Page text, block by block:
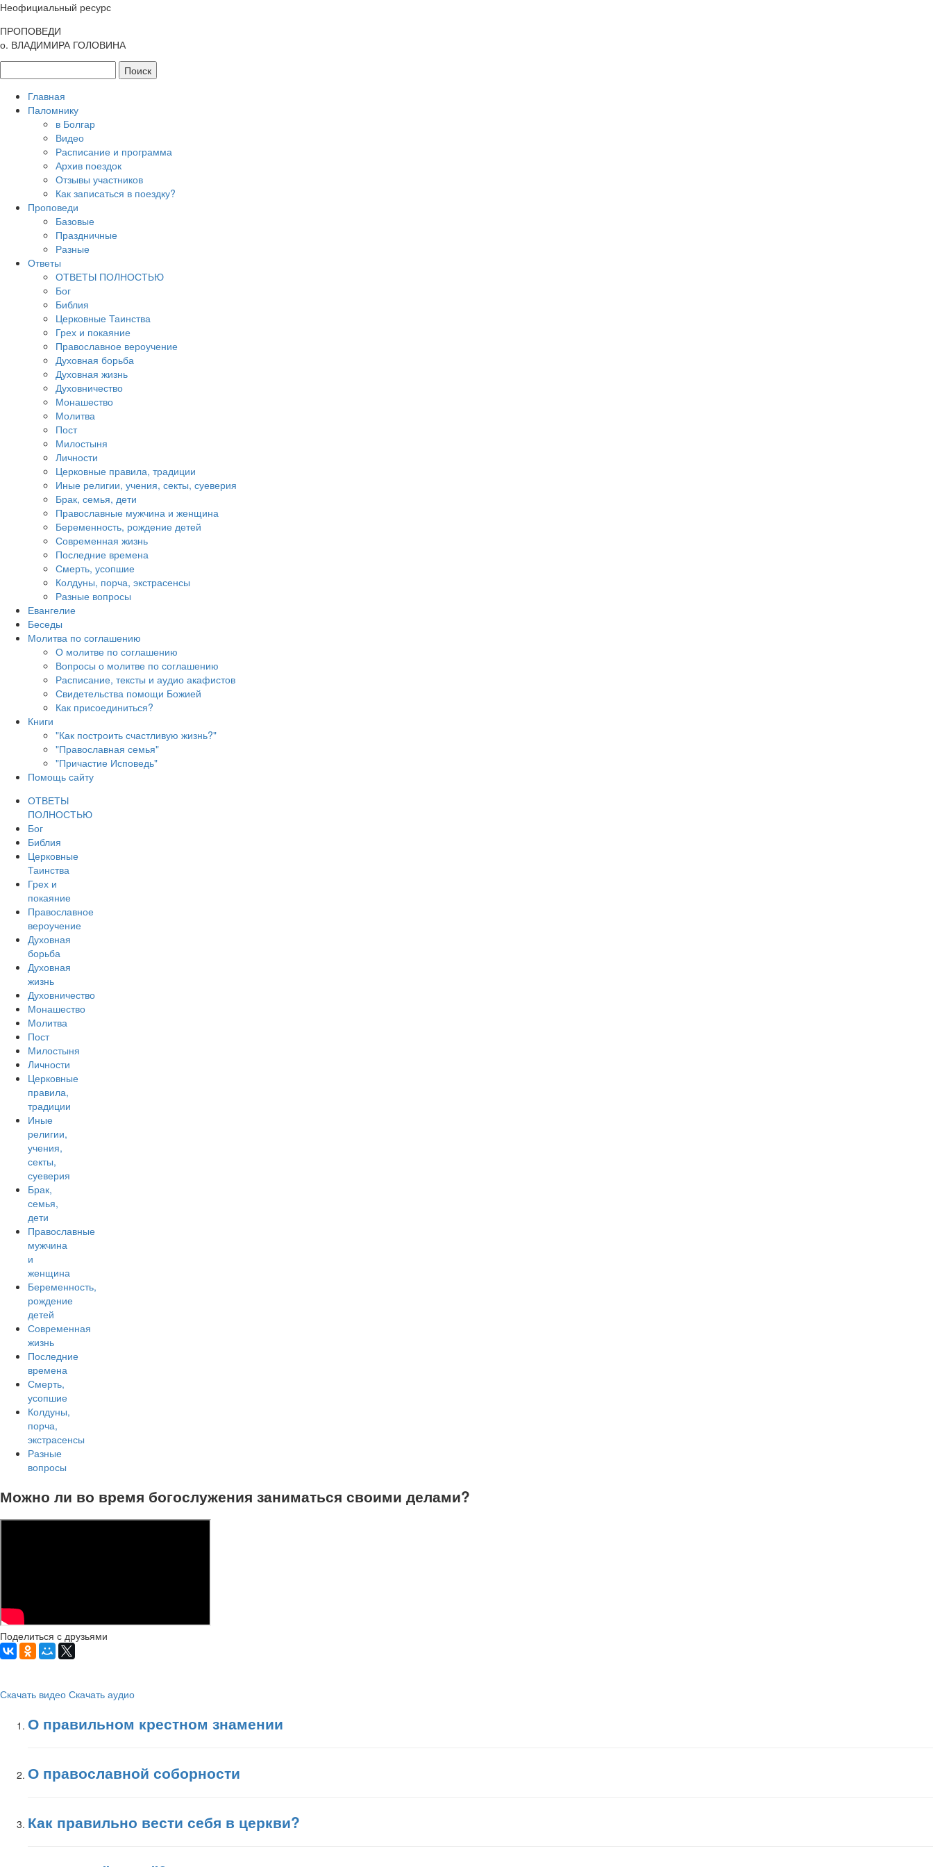
Неофициальный ресурс
ПРОПОВЕДИ
о. ВЛАДИМИРА ГОЛОВИНА
Главная
Паломнику
в Болгар
Видео
Расписание и программа
Архив поездок
Отзывы участников
Как записаться в поездку?
Проповеди
Базовые
Праздничные
Разные
Ответы
ОТВЕТЫ ПОЛНОСТЬЮ
Бог
Библия
Церковные Таинства
Грех и покаяние
Православное вероучение
Духовная борьба
Духовная жизнь
Духовничество
Монашество
Молитва
Пост
Милостыня
Личности
Церковные правила, традиции
Иные религии, учения, секты, суеверия
Брак, семья, дети
Православные мужчина и женщина
Беременность, рождение детей
Современная жизнь
Последние времена
Смерть, усопшие
Колдуны, порча, экстрасенсы
Разные вопросы
Евангелие
Беседы
Молитва по соглашению
О молитве по соглашению
Вопросы о молитве по соглашению
Расписание, тексты и аудио акафистов
Свидетельства помощи Божией
Как присоединиться?
Книги
"Как построить счастливую жизнь?"
"Православная семья"
"Причастие Исповедь"
Помощь сайту
ОТВЕТЫ
ПОЛНОСТЬЮ
Бог
Библия
Церковные
Таинства
Грех и
покаяние
Православное
вероучение
Духовная
борьба
Духовная
жизнь
Духовничество
Монашество
Молитва
Пост
Милостыня
Личности
Церковные
правила,
традиции
Иные
религии,
учения,
секты,
суеверия
Брак,
семья,
дети
Православные
мужчина
и
женщина
Беременность,
рождение
детей
Современная
жизнь
Последние
времена
Смерть,
усопшие
Колдуны,
порча,
экстрасенсы
Разные
вопросы
Можно ли во время богослужения заниматься своими делами?
Поделиться с друзьями
Скачать видео Скачать аудио
О правильном крестном знамении
О православной соборности
Как правильно вести себя в церкви?